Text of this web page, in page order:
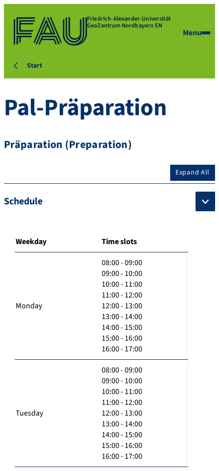
Friedrich-Alexander-Universität
GeoZentrum Nordbayern EN
Menu
Start
Pal-Präparation
Präparation (Preparation)
Expand All
Schedule
Weekday Time slots
Monday
08:00 - 09:00
09:00 - 10:00
10:00 - 11:00
11:00 - 12:00
12:00 - 13:00
13:00 - 14:00
14:00 - 15:00
15:00 - 16:00
16:00 - 17:00
Tuesday
08:00 - 09:00
09:00 - 10:00
10:00 - 11:00
11:00 - 12:00
12:00 - 13:00
13:00 - 14:00
14:00 - 15:00
15:00 - 16:00
16:00 - 17:00